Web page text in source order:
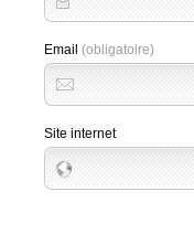
Email (obligatoire)
Site internet